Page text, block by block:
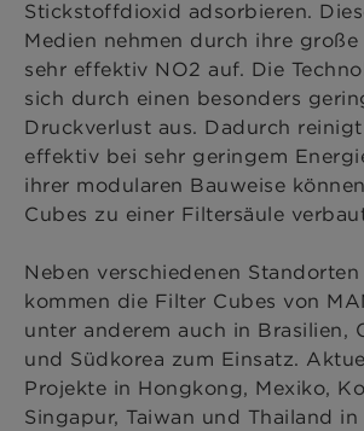
Stickstoffdioxid adsorbieren.
Medien nehmen durch ihre
sehr effektiv NO2 auf. Die
sich durch einen besonders
Druckverlust aus. Dadurch
effektiv bei sehr geringem
ihrer modularen Bauweise
Cubes zu einer Filtersäule
Neben verschiedenen
kommen die Filter Cubes von
unter anderem auch in Brasilien,
und Südkorea zum Einsatz.
Projekte in Hongkong, Mexiko,
Singapur, Taiwan und Thailand in